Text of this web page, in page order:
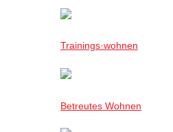
Trainings·wohnen
Betreutes Wohnen